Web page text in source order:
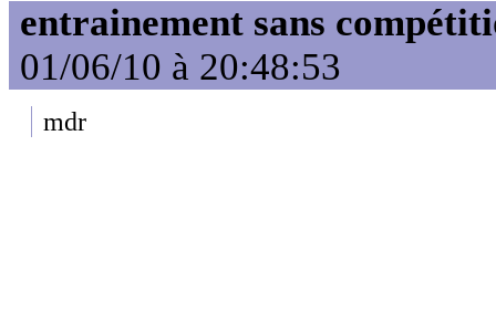
entrainement sans
01/06/10 à 20:48:53
mdr